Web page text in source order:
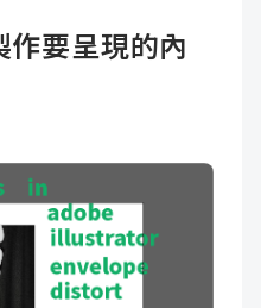
作要呈現的內